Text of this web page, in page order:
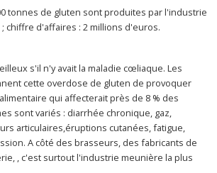
tonnes de gluten sont produites par l'industrie
chiffre d'affaires : 2 millions d'euros.
s'il n'y avait la maladie cœliaque. Les
cette overdose de gluten de provoquer
qui affecterait près de 8 % des
sont variés : diarrhée chronique, gaz,
articulaires,éruptions cutanées, fatigue,
A côté des brasseurs, des fabricants de
, c'est surtout l'industrie meunière la plus